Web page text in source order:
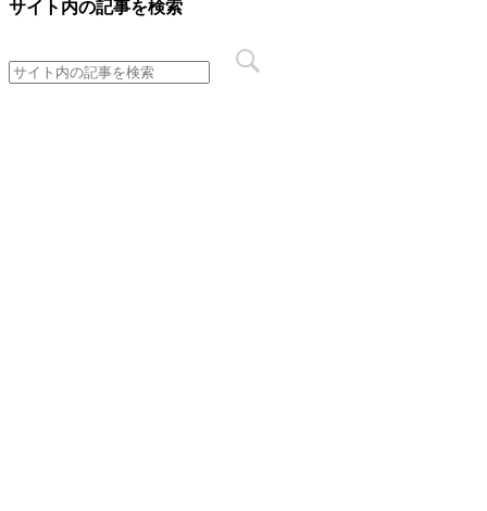
サイト内の記事を検索